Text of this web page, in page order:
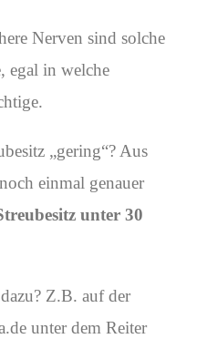
Nerven sind solche
egal in welche
„gering“? Aus
einmal genauer
unter 30
Z.B. auf der
unter dem Reiter